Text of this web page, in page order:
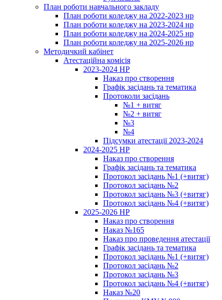
План роботи навчального закладу
План роботи коледжу на 2022-2023 нр
План роботи коледжу на 2023-2024 нр
План роботи коледжу на 2024-2025 нр
План роботи коледжу на 2025-2026 нр
Методичкий кабінет
Атестаційна комісія
2023-2024 НР
Наказ про створення
Графік засідань та тематика
Протоколи засідань
№1 + витяг
№2 + витяг
№3
№4
Підсумки атестації 2023-2024
2024-2025 НР
Наказ про створення
Графік засідань та тематика
Протокол засідань №1 (+витяг)
Протокол засідань №2
Протокол засідань №3 (+витяг)
Протокол засідань №4 (+витяг)
2025-2026 НР
Наказ про створення
Наказ №165
Наказ про проведення атестації
Графік засідань та тематика
Протокол засідань №1 (+витяг)
Протокол засідань №2
Протокол засідань №3
Протокол засідань №4 (+витяг)
Наказ №20